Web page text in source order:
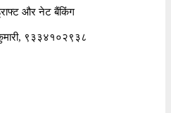
और नेट बैंकिंग
९३३४१०२९३८